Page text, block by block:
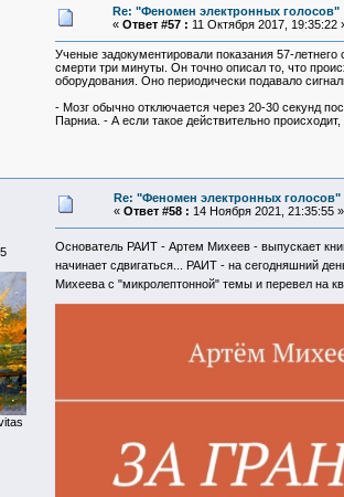
Re: "Феномен электронных голосов"
« Ответ #57 : 11 Октября 2017, 19:35:22
Ученые задокументировали показания 57-
смерти три минуты. Он точно описал то, что
оборудования. Оно периодически подавало
- Мозг обычно отключается через 20-30 секунд
Парниа. - А если такое действительно
Re: "Феномен электронных голосов"
« Ответ #58 : 14 Ноября 2021, 21:35:55 »
Основатель РАИТ - Артем Михеев - выпускает
начинает сдвигаться... РАИТ - на сегодняшний
Михеева с "микролептонной" темы и перевел на